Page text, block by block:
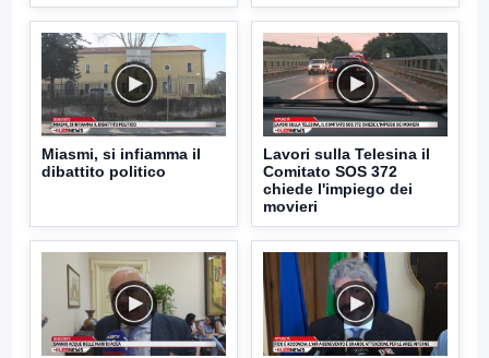
Miasmi, si infiamma il
dibattito politico
Lavori sulla Telesina il
Comitato SOS 372
chiede l'impiego dei
movieri